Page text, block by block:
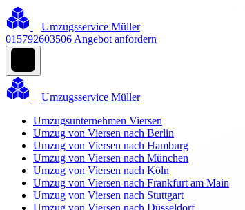
Umzugsservice Müller
015792603506 Angebot anfordern
Umzugsservice Müller
Umzugsunternehmen Viersen
Umzug von Viersen nach Berlin
Umzug von Viersen nach Hamburg
Umzug von Viersen nach München
Umzug von Viersen nach Köln
Umzug von Viersen nach Frankfurt am Main
Umzug von Viersen nach Stuttgart
Umzug von Viersen nach Düsseldorf